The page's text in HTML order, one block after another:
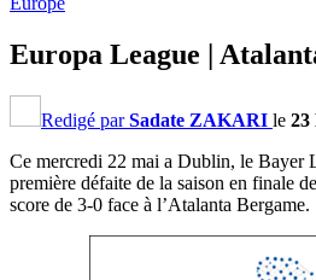
Europa League |
Redigé parSadate ZAKARI le 23
Ce mercredi 22 mai a Dublin, le Bayer
première défaite de la saison en finale
score de 3-0 face à l’Atalanta Bergame.